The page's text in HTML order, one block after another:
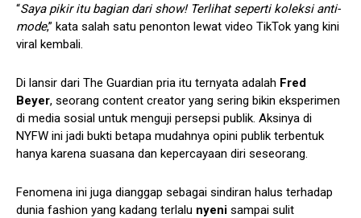
“Saya pikir itu bagian dari show! Terlihat seperti koleksi anti-
mode,” kata salah satu penonton lewat video TikTok yang kini
viral kembali.
Di lansir dari The Guardian pria itu ternyata adalah Fred
Beyer, seorang content creator yang sering bikin eksperimen
di media sosial untuk menguji persepsi publik. Aksinya di
NYFW ini jadi bukti betapa mudahnya opini publik terbentuk
hanya karena suasana dan kepercayaan diri seseorang.
Fenomena ini juga dianggap sebagai sindiran halus terhadap
dunia fashion yang kadang terlalu nyeni sampai sulit